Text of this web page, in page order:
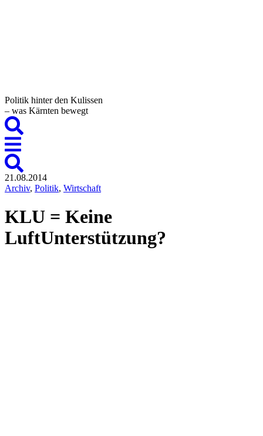
Politik hinter den Kulissen
– was Kärnten bewegt
21.08.2014
Archiv, Politik, Wirtschaft
KLU = Keine
LuftUnterstützung?